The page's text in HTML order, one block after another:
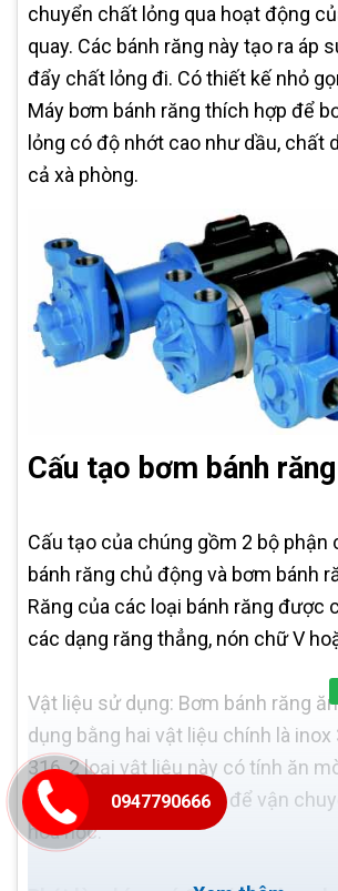
chuyển chất lỏng qua hoạt động
quay. Các bánh răng này tạo ra áp
đẩy chất lỏng đi. Có thiết kế nhỏ
Máy bơm bánh răng thích hợp để
lỏng có độ nhớt cao như dầu, chất
cả xà phòng.
Cấu tạo bơm bánh răng
Cấu tạo của chúng gồm 2 bộ phận
bánh răng chủ động và bơm bánh
Răng của các loại bánh răng được
các dạng răng thẳng, nón chữ V
Vật liệu sử dụng: Bơm bánh răng ăn
dụng bằng hai vật liệu chính là inox
316, 2 loại vật liệu này có tính ăn
cao nên được sử dụng để vận
hóa học.
0947790666